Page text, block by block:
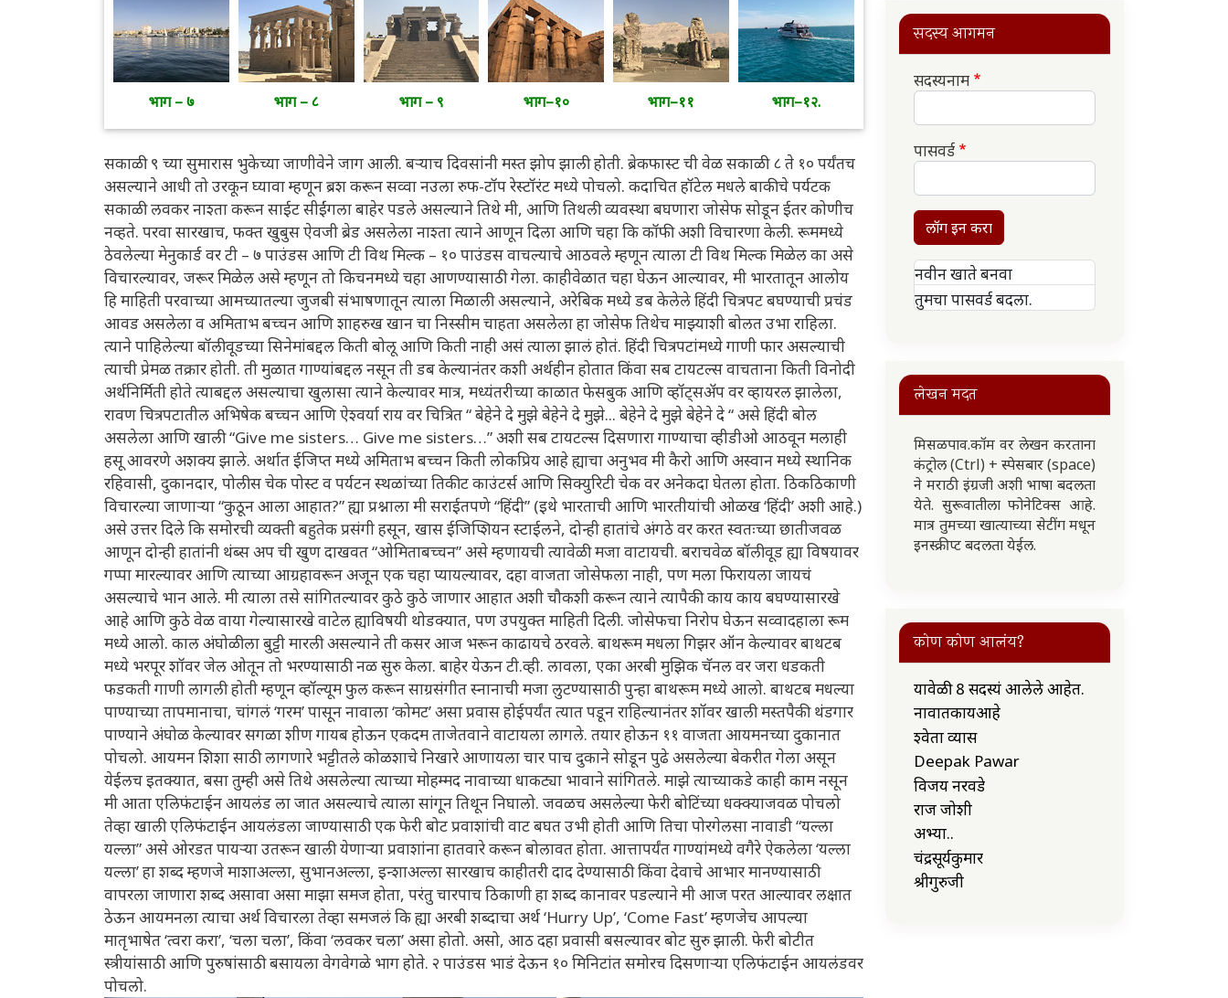
भाग – ७ भाग – ८ भाग – ९ भाग–१० भाग–११ भाग–१२.
सकाळी ९ च्या सुमारास भुकेच्या जाणीवेने जाग आली. बऱ्याच दिवसांनी मस्त झोप झाली होती. ब्रेकफास्ट ची वेळ सकाळी ८ ते १० पर्यंतच
असल्याने आधी तो उरकून घ्यावा म्हणून ब्रश करून सव्वा नउला रुफ-टॉप रेस्टॉरंट मध्ये पोचलो. कदाचित हॉटेल मधले बाकीचे पर्यटक
सकाळी लवकर नाश्ता करून साईट सीईंगला बाहेर पडले असल्याने तिथे मी, आणि तिथली व्यवस्था बघणारा जोसेफ सोडून ईतर कोणीच
नव्हते. परवा सारखाच, फक्त खुबुस ऐवजी ब्रेड असलेला नाश्ता त्याने आणून दिला आणि चहा कि कॉफी अशी विचारणा केली. रूममध्ये
ठेवलेल्या मेनुकार्ड वर टी – ७ पाउंडस आणि टी विथ मिल्क – १० पाउंडस वाचल्याचे आठवले म्हणून त्याला टी विथ मिल्क मिळेल का असे
विचारल्यावर, जरूर मिळेल असे म्हणून तो किचनमध्ये चहा आणण्यासाठी गेला. काहीवेळात चहा घेऊन आल्यावर, मी भारतातून आलोय
हि माहिती परवाच्या आमच्यातल्या जुजबी संभाषणातून त्याला मिळाली असल्याने, अरेबिक मध्ये डब केलेले हिंदी चित्रपट बघण्याची प्रचंड
आवड असलेला व अमिताभ बच्चन आणि शाहरुख खान चा निस्सीम चाहता असलेला हा जोसेफ तिथेच माझ्याशी बोलत उभा राहिला.
त्याने पाहिलेल्या बॉलीवूडच्या सिनेमांबद्दल किती बोलू आणि किती नाही असं त्याला झालं होतं. हिंदी चित्रपटांमध्ये गाणी फार असल्याची
त्याची प्रेमळ तक्रार होती. ती मुळात गाण्यांबद्दल नसून ती डब केल्यानंतर कशी अर्थहीन होतात किंवा सब टायटल्स वाचताना किती विनोदी
अर्थनिर्मिती होते त्याबद्दल असल्याचा खुलासा त्याने केल्यावर मात्र, मध्यंतरीच्या काळात फेसबुक आणि व्हॉट्सॲप वर व्हायरल झालेला,
रावण चित्रपटातील अभिषेक बच्चन आणि ऐश्वर्या राय वर चित्रित “ बेहेने दे मुझे बेहेने दे मुझे... बेहेने दे मुझे बेहेने दे “ असे हिंदी बोल
असलेला आणि खाली “Give me sisters… Give me sisters…” अशी सब टायटल्स दिसणारा गाण्याचा व्हीडीओ आठवून मलाही
हसू आवरणे अशक्य झाले. अर्थात ईजिप्त मध्ये अमिताभ बच्चन किती लोकप्रिय आहे ह्याचा अनुभव मी कैरो आणि अस्वान मध्ये स्थानिक
रहिवासी, दुकानदार, पोलीस चेक पोस्ट व पर्यटन स्थळांच्या तिकीट काउंटर्स आणि सिक्युरिटी चेक वर अनेकदा घेतला होता. ठिकठिकाणी
विचारल्या जाणाऱ्या “कुठून आला आहात?” ह्या प्रश्नाला मी सराईतपणे “हिंदी” (इथे भारताची आणि भारतीयांची ओळख ‘हिंदी’ अशी आहे.)
असे उत्तर दिले कि समोरची व्यक्ती बहुतेक प्रसंगी हसून, खास ईजिप्शियन स्टाईलने, दोन्ही हातांचे अंगठे वर करत स्वतःच्या छातीजवळ
आणून दोन्ही हातांनी थंब्स अप ची खुण दाखवत “ओमिताबच्चन” असे म्हणायची त्यावेळी मजा वाटायची. बराचवेळ बॉलीवूड ह्या विषयावर
गप्पा मारल्यावर आणि त्याच्या आग्रहावरून अजून एक चहा प्यायल्यावर, दहा वाजता जोसेफला नाही, पण मला फिरायला जायचं
असल्याचे भान आले. मी त्याला तसे सांगितल्यावर कुठे कुठे जाणार आहात अशी चौकशी करून त्याने त्यापैकी काय काय बघण्यासारखे
आहे आणि कुठे वेळ वाया गेल्यासारखे वाटेल ह्याविषयी थोडक्यात, पण उपयुक्त माहिती दिली. जोसेफचा निरोप घेऊन सव्वादहाला रूम
मध्ये आलो. काल अंघोळीला बुट्टी मारली असल्याने ती कसर आज भरून काढायचे ठरवले. बाथरूम मधला गिझर ऑन केल्यावर बाथटब
मध्ये भरपूर शॉवर जेल ओतून तो भरण्यासाठी नळ सुरु केला. बाहेर येऊन टी.व्ही. लावला, एका अरबी मुझिक चॅनल वर जरा धडकती
फडकती गाणी लागली होती म्हणून व्हॉल्यूम फुल करून साग्रसंगीत स्नानाची मजा लुटण्यासाठी पुन्हा बाथरूम मध्ये आलो. बाथटब मधल्या
पाण्याच्या तापमानाचा, चांगलं ‘गरम’ पासून नावाला ‘कोमट’ असा प्रवास होईपर्यंत त्यात पडून राहिल्यानंतर शॉवर खाली मस्तपैकी थंडगार
पाण्याने अंघोळ केल्यावर सगळा शीण गायब होऊन एकदम ताजेतवाने वाटायला लागले. तयार होऊन ११ वाजता आयमनच्या दुकानात
पोचलो. आयमन शिशा साठी लागणारे भट्टीतले कोळशाचे निखारे आणायला चार पाच दुकाने सोडून पुढे असलेल्या बेकरीत गेला असून
येईलच इतक्यात, बसा तुम्ही असे तिथे असलेल्या त्याच्या मोहम्मद नावाच्या धाकट्या भावाने सांगितले. माझे त्याच्याकडे काही काम नसून
मी आता एलिफंटाईन आयलंड ला जात असल्याचे त्याला सांगून तिथून निघालो. जवळच असलेल्या फेरी बोटिंच्या धक्क्याजवळ पोचलो
तेव्हा खाली एलिफंटाईन आयलंडला जाण्यासाठी एक फेरी बोट प्रवाशांची वाट बघत उभी होती आणि तिचा पोरगेलसा नावाडी “यल्ला
यल्ला” असे ओरडत पायऱ्या उतरून खाली येणाऱ्या प्रवाशांना हातवारे करून बोलावत होता. आत्तापर्यंत गाण्यांमध्ये वगैरे ऐकलेला ‘यल्ला
यल्ला’ हा शब्द म्हणजे माशाअल्ला, सुभानअल्ला, इन्शाअल्ला सारखाच काहीतरी दाद देण्यासाठी किंवा देवाचे आभार मानण्यासाठी
वापरला जाणारा शब्द असावा असा माझा समज होता, परंतु चारपाच ठिकाणी हा शब्द कानावर पडल्याने मी आज परत आल्यावर लक्षात
ठेऊन आयमनला त्याचा अर्थ विचारला तेव्हा समजलं कि ह्या अरबी शब्दाचा अर्थ ‘Hurry Up’, ‘Come Fast’ म्हणजेच आपल्या
मातृभाषेत ‘त्वरा करा’, ‘चला चला’, किंवा ‘लवकर चला’ असा होतो. असो, आठ दहा प्रवासी बसल्यावर बोट सुरु झाली. फेरी बोटीत
स्त्रीयांसाठी आणि पुरुषांसाठी बसायला वेगवेगळे भाग होते. २ पाउंडस भाडं देऊन १० मिनिटांत समोरच दिसणाऱ्या एलिफंटाईन आयलंडवर
पोचलो.
सदस्य आगमन
सदस्यनाम
पासवर्ड
लॉग इन करा
नवीन खाते बनवा
तुमचा पासवर्ड बदला.
लेखन मदत
मिसळपाव.कॉम वर लेखन करताना
कंट्रोल (Ctrl) + स्पेसबार (space)
ने मराठी इंग्रजी अशी भाषा बदलता
येते. सुरूवातीला फोनेटिक्स आहे.
मात्र तुमच्या खात्याच्या सेटींग मधून
इनस्क्रीप्ट बदलता येईल.
कोण कोण आलंय?
यावेळी 8 सदस्यं आलेले आहेत.
नावातकायआहे
श्वेता व्यास
Deepak Pawar
विजय नरवडे
राज जोशी
अभ्या..
चंद्रसूर्यकुमार
श्रीगुरुजी